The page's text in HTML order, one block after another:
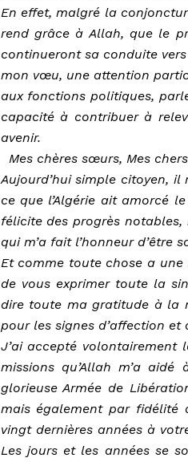
En effet, malgré la
rend grâce à Allah, que le
continueront sa conduite
mon vœu, une attention
aux fonctions politiques,
capacité à contribuer à
avenir.
Mes chères sœurs, Mes
Aujourd’hui simple citoyen,
ce que l’Algérie ait amorcé
félicite des progrès
qui m’a fait l’honneur d’être
Et comme toute chose a une
de vous exprimer toute la
dire toute ma gratitude à la
pour les signes d’affection et
J’ai accepté volontairement
missions qu’Allah m’a
glorieuse Armée de
mais également par fidélité
vingt dernières années à
Les jours et les années se